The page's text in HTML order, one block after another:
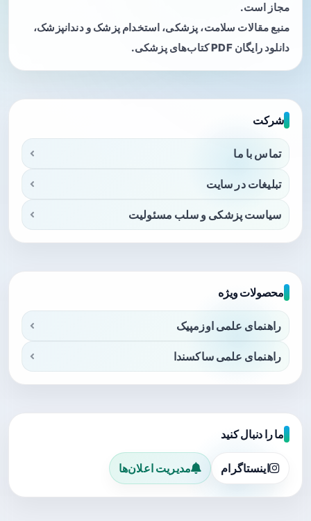
مجاز است.
منبع مقالات سلامت، پزشکی، استخدام پزشک و دندانپزشک،
دانلود رایگان PDF کتاب‌های پزشکی.
شرکت
تماس با ما
تبلیغات در سایت
سیاست پزشکی و سلب مسئولیت
محصولات ویژه
راهنمای علمی اوزمپیک
راهنمای علمی ساکسندا
ما را دنبال کنید
اینستاگرام مدیریت اعلان‌ها